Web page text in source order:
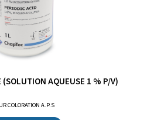
(SOLUTION AQUEUSE 1 % P/V)
COLORATION A.P.S